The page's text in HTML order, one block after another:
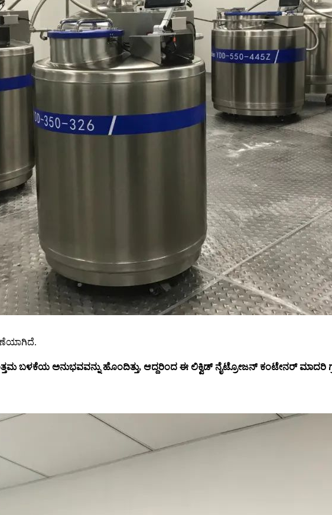
ಬಳಕೆಯ ಅನುಭವವನ್ನು ಹೊಂದಿತ್ತು, ಆದ್ದರಿಂದ ಈ ಲಿಕ್ವಿಡ್ ನೈಟ್ರೋಜನ್ ಕಂಟೇನರ್ ಮಾದರಿ